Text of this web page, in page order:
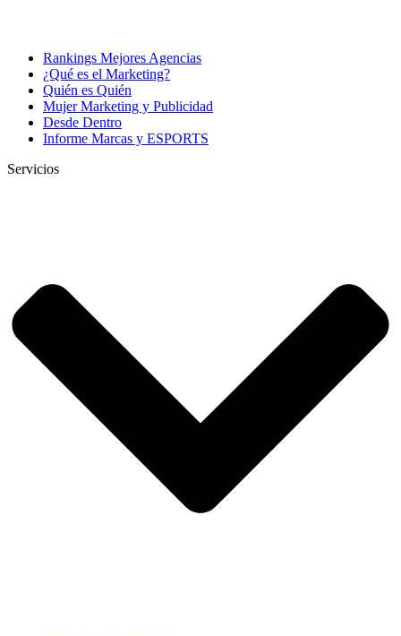
Rankings Mejores Agencias
¿Qué es el Marketing?
Quién es Quién
Mujer Marketing y Publicidad
Desde Dentro
Informe Marcas y ESPORTS
Servicios